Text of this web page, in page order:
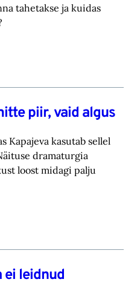
tahetakse ‎ja kuidas
piir, vaid algus
Kapajeva kasutab sellel
drama‎turgia
loost midagi palju
ei leidnud